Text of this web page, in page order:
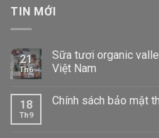
TIN MỚI
21
Th6
Sữa tươi organic
Việt Nam
18
Th9
Chính sách bảo mật